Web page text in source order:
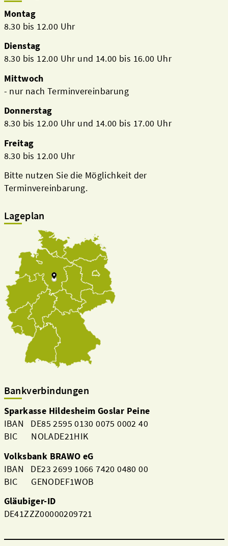
Montag
8.30 bis 12.00 Uhr
Dienstag
8.30 bis 12.00 Uhr und 14.00 bis 16.00 Uhr
Mittwoch
- nur nach Terminvereinbarung
Donnerstag
8.30 bis 12.00 Uhr und 14.00 bis 17.00 Uhr
Freitag
8.30 bis 12.00 Uhr
Bitte nutzen Sie die Möglichkeit der
Terminvereinbarung.
Lageplan
Bankverbindungen
Sparkasse Hildesheim Goslar Peine
IBAN DE85 2595 0130 0075 0002 40
BIC NOLADE21HIK
Volksbank BRAWO eG
IBAN DE23 2699 1066 7420 0480 00
BIC GENODEF1WOB
Gläubiger-ID
DE41ZZZ00000209721